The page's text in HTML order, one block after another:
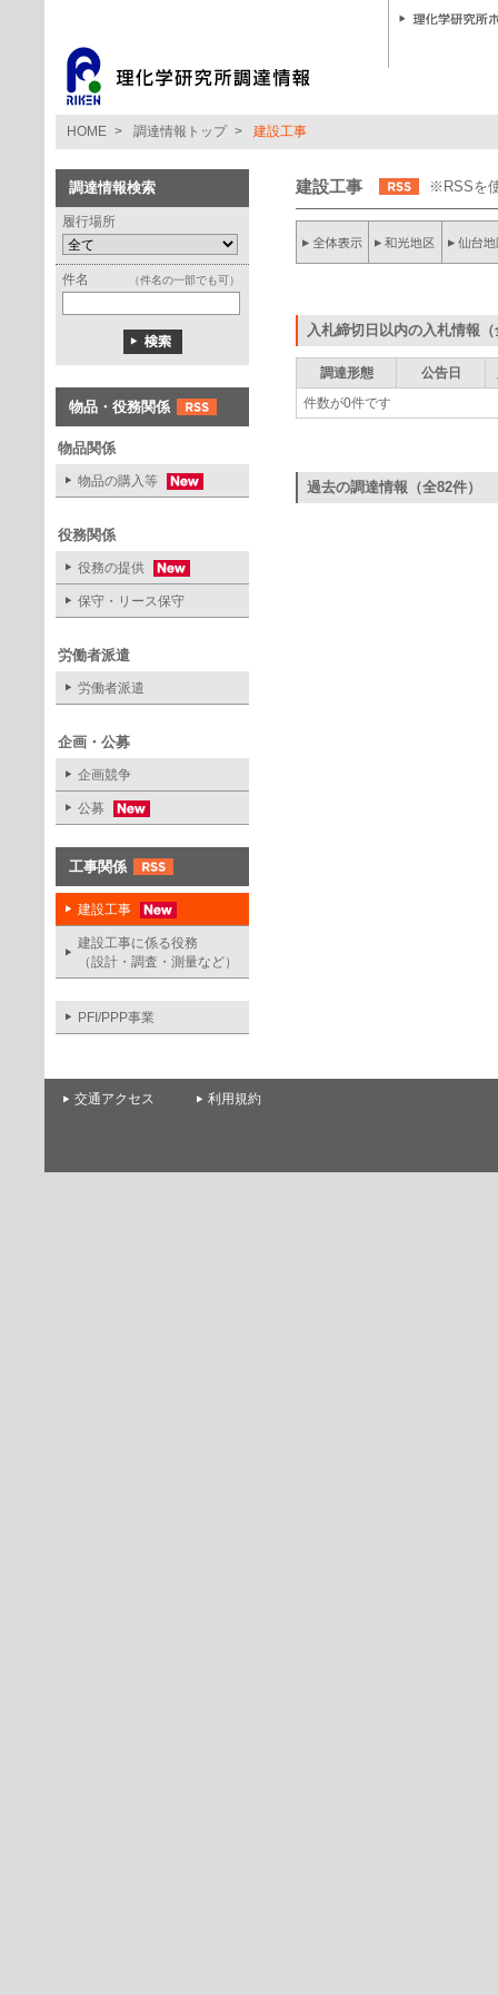
HOME > 調達情報トップ > 建設工事
調達情報検索
履行場所
件名 （件名の一部でも可）
物品・役務関係
物品関係
物品の購入等
役務関係
役務の提供
保守・リース保守
労働者派遣
労働者派遣
企画・公募
企画競争
公募
工事関係
建設工事
建設工事に係る役務
（設計・調査・測量など）
PFI/PPP事業
建設工事 ※RSSを
入札締切日以内の入札情報
調達形態 公告日
件数が0件です
過去の調達情報（全82件）
交通アクセス 利用規約